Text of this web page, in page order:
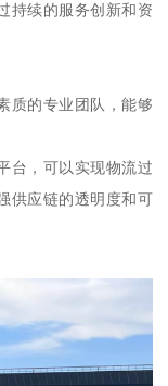
持续的服务创新和资
质的专业团队，能够
台，可以实现物流过
供应链的透明度和可